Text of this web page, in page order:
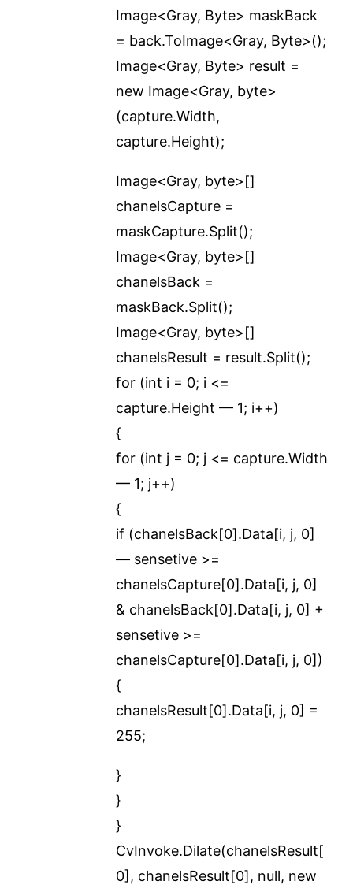
Image<Gray, Byte> maskBack
= back.ToImage<Gray, Byte>();
Image<Gray, Byte> result =
new Image<Gray, byte>
(capture.Width,
capture.Height);
Image<Gray, byte>[]
chanelsCapture =
maskCapture.Split();
Image<Gray, byte>[]
chanelsBack =
maskBack.Split();
Image<Gray, byte>[]
chanelsResult = result.Split();
for (int i = 0; i <=
capture.Height — 1; i++)
{
for (int j = 0; j <= capture.Width
— 1; j++)
{
if (chanelsBack[0].Data[i, j, 0]
— sensetive >=
chanelsCapture[0].Data[i, j, 0]
& chanelsBack[0].Data[i, j, 0] +
sensetive >=
chanelsCapture[0].Data[i, j, 0])
{
chanelsResult[0].Data[i, j, 0] =
255;
}
}
}
CvInvoke.Dilate(chanelsResult[
0], chanelsResult[0], null, new